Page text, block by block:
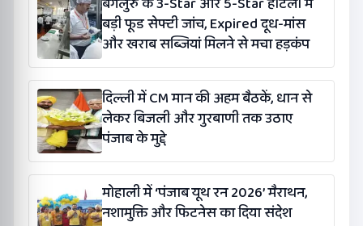
बड़ी फूड सेफ्टी जांच, Expired दूध-मांस
और खराब सब्जियां मिलने से मचा हड़कंप
दिल्ली में CM मान की अहम बैठकें, धान से
लेकर बिजली और गुरबाणी तक उठाए
पंजाब के मुद्दे
मोहाली में ‘पंजाब यूथ रन 2026’ मैराथन,
नशामुक्ति और फिटनेस का दिया संदेश